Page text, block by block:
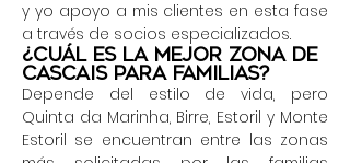
y yo apoyo a mis clientes en esta fase
a través de socios especializados.
¿Cuál es la mejor zona de
Cascais para familias?
Depende del estilo de vida, pero
Quinta da Marinha, Birre, Estoril y Monte
Estoril se encuentran entre las zonas